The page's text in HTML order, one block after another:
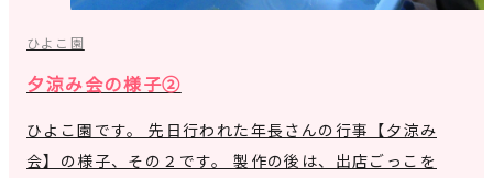
ひよこ園
夕涼み会の様子②
ひよこ園です。 先日行われた年長さんの行事【夕涼み
会】の様子、その２です。 製作の後は、出店ごっこを